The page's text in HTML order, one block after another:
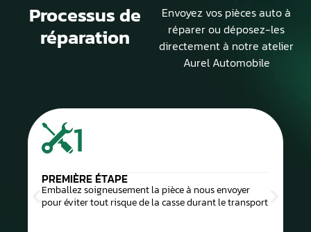
Processus de
réparation
Envoyez vos pièces auto à
réparer ou déposez-les
directement à notre atelier
Aurel Automobile
1
PREMIÈRE ÉTAPE
Emballez soigneusement la pièce à nous envoyer
pour éviter tout risque de la casse durant le transport